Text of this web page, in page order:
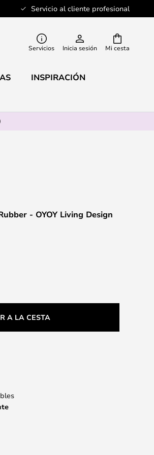
Servicio al cliente profesional
Mi cesta
Servicios Inicia sesión
INSPIRACIÓN
- OYOY Living Design
A LA CESTA